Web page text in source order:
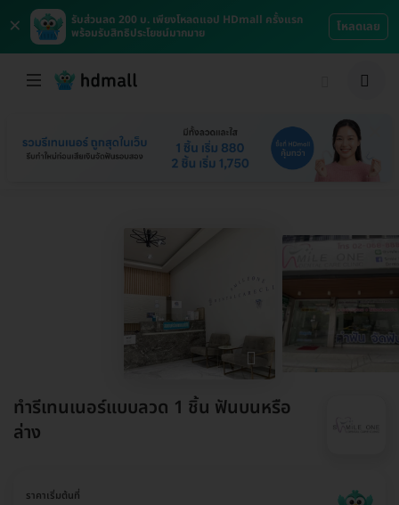
×
รับส่วนลด 200 บ. เพียงโหลดแอป HDmall ครั้งแรก
พร้อมรับสิทธิประโยชน์มากมาย
โหลดเลย
ทำรีเทนเนอร์แบบลวด 1 ชิ้น ฟันบนหรือ
ล่าง
ราคาเริ่มต้นที่